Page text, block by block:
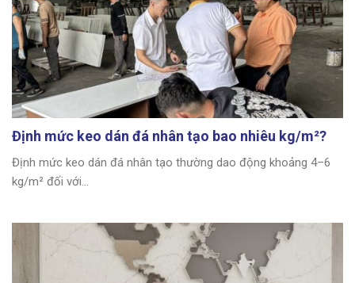
Định mức keo dán đá nhân tạo bao nhiêu kg/m²?
Định mức keo dán đá nhân tạo thường dao động khoảng 4–6
kg/m² đối với...